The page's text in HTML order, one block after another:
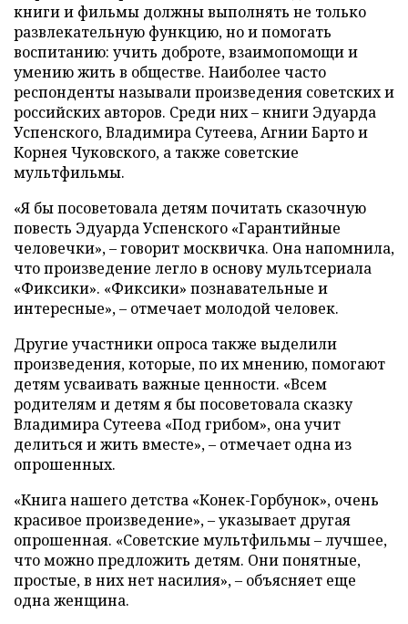
книги и фильмы должны выполнять не только
развлекательную функцию, но и помогать
воспитанию: учить доброте, взаимопомощи и
умению жить в обществе. Наиболее часто
респонденты называли произведения советских и
российских авторов. Среди них – книги Эдуарда
Успенского, Владимира Сутеева, Агнии Барто и
Корнея Чуковского, а также советские
мультфильмы.
«Я бы посоветовала детям почитать сказочную
повесть Эдуарда Успенского «Гарантийные
человечки», – говорит москвичка. Она напомнила,
что произведение легло в основу мультсериала
«Фиксики». «Фиксики» познавательные и
интересные», – отмечает молодой человек.
Другие участники опроса также выделили
произведения, которые, по их мнению, помогают
детям усваивать важные ценности. «Всем
родителям и детям я бы посоветовала сказку
Владимира Сутеева «Под грибом», она учит
делиться и жить вместе», – отмечает одна из
опрошенных.
«Книга нашего детства «Конек-Горбунок», очень
красивое произведение», – указывает другая
опрошенная. «Советские мультфильмы – лучшее,
что можно предложить детям. Они понятные,
простые, в них нет насилия», – объясняет еще
одна женщина.